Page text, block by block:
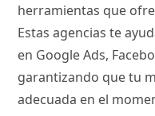
herramientas que
Estas agencias te
en Google Ads,
garantizando que tu
adecuada en el